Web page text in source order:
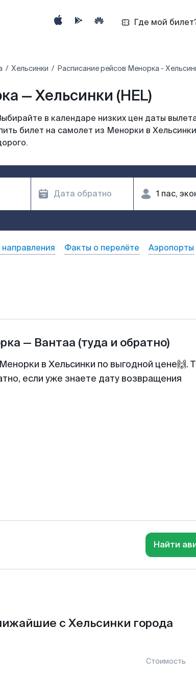
Где мой
Хельсинки Расписание рейсов Менорка -
— Хельсинки (HEL)
в календаре низких цен даты
билет на самолет из Менорки в Хельсинки
Факты о перелёте Аэропорты
— Вантаа (туда и обратно)
в Хельсинки по выгодной цене🙌.
если уже знаете дату возвращения
Найти
с Хельсинки города
Стоимость